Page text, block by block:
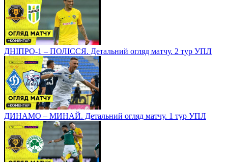
ДНІПРО-1 – ПОЛІССЯ. Детальний огляд матчу. 2 тур УПЛ
ДИНАМО – МИНАЙ. Детальний огляд матчу. 1 тур УПЛ